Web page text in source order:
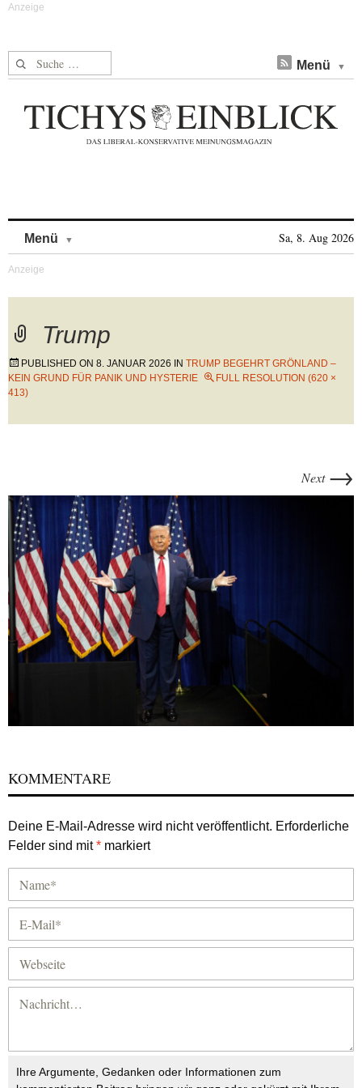
Suche nach: Menü
Menü Sa, 8. Aug 2026
Trump
PUBLISHED ON 8. JANUAR 2026 IN TRUMP BEGEHRT GRÖNLAND –
KEIN GRUND FÜR PANIK UND HYSTERIE
FULL RESOLUTION (620 ×
413)
Next →
KOMMENTARE
Deine E-Mail-Adresse wird nicht veröffentlicht. Erforderliche
Felder sind mit* markiert
Ihre Argumente, Gedanken oder Informationen zum